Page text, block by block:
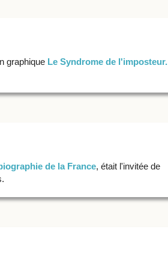
graphique Le Syndrome de l'imposteur.
de la France, était l'invitée de